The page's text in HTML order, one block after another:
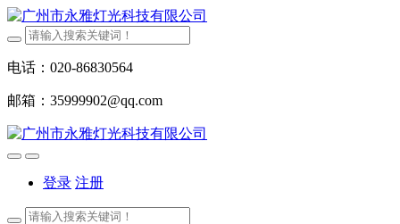
电话：020-86830564
邮箱：35999902@qq.com
登录 注册